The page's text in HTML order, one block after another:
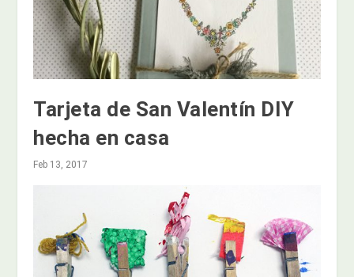
Tarjeta de San Valentín DIY
hecha en casa
Feb 13, 2017